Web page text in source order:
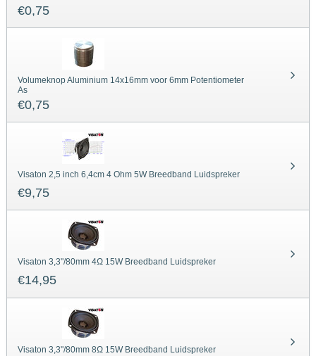
€0,75
Volumeknop Aluminium 14x16mm voor 6mm Potentiometer
As
€0,75
Visaton 2,5 inch 6,4cm 4 Ohm 5W Breedband Luidspreker
€9,75
Visaton 3,3"/80mm 4Ω 15W Breedband Luidspreker
€14,95
Visaton 3,3"/80mm 8Ω 15W Breedband Luidspreker